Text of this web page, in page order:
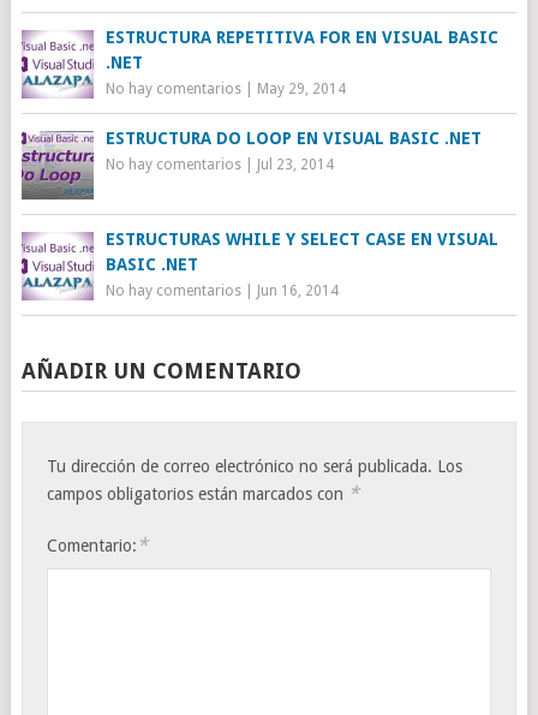
ESTRUCTURA REPETITIVA FOR EN VISUAL BASIC
.NET
No hay comentarios| May 29, 2014
ESTRUCTURA DO LOOP EN VISUAL BASIC .NET
No hay comentarios| Jul 23, 2014
ESTRUCTURAS WHILE Y SELECT CASE EN VISUAL
BASIC .NET
No hay comentarios| Jun 16, 2014
AÑADIR UN COMENTARIO
Tu dirección de correo electrónico no será publicada. Los
campos obligatorios están marcados con *
Comentario: *